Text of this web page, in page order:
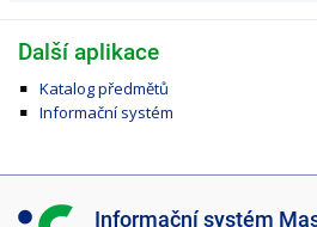
Další aplikace
Katalog předmětů
Informační systém
I Informační systém